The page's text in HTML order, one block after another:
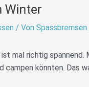
Winter
/ Von Spassbremsen
mal richtig spannend.
campen könnten. Das